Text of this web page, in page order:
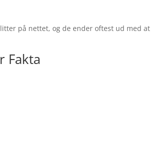
på nettet, og de ender oftest ud med at
Fakta